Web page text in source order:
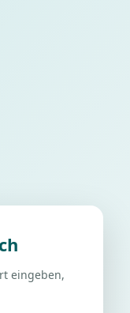
eingeben,